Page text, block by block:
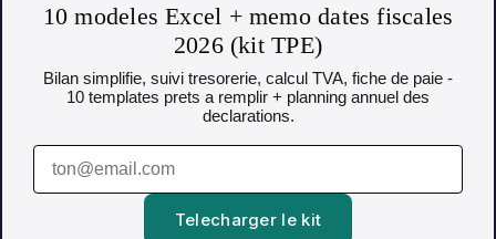
10 modeles Excel + memo dates fiscales
2026 (kit TPE)
Bilan simplifie, suivi tresorerie, calcul TVA, fiche de paie -
10 templates prets a remplir + planning annuel des
declarations.
Telecharger le kit